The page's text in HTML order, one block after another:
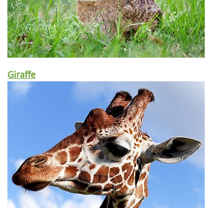
Giraffe